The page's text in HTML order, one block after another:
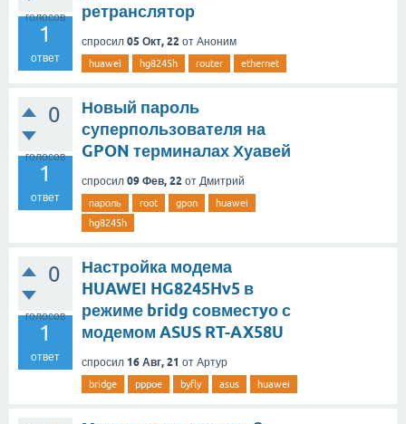
голосов
1
ответ
ретранслятор
спросил 05 Окт, 22 от Аноним
huawei hg8245h router ethernet
0
голосов
1
ответ
Новый пароль
суперпользователя на
GPON терминалах Хуавей
спросил 09 Фев, 22 от Дмитрий
пароль root gpon
huawei
hg8245h
0
голосов
1
ответ
Настройка модема
HUAWEI HG8245Hv5 в
режиме bridg совместyо с
модемом ASUS RT-AX58U
спросил 16 Авг, 21 от Артур
bridge pppoe byfly asus huawei